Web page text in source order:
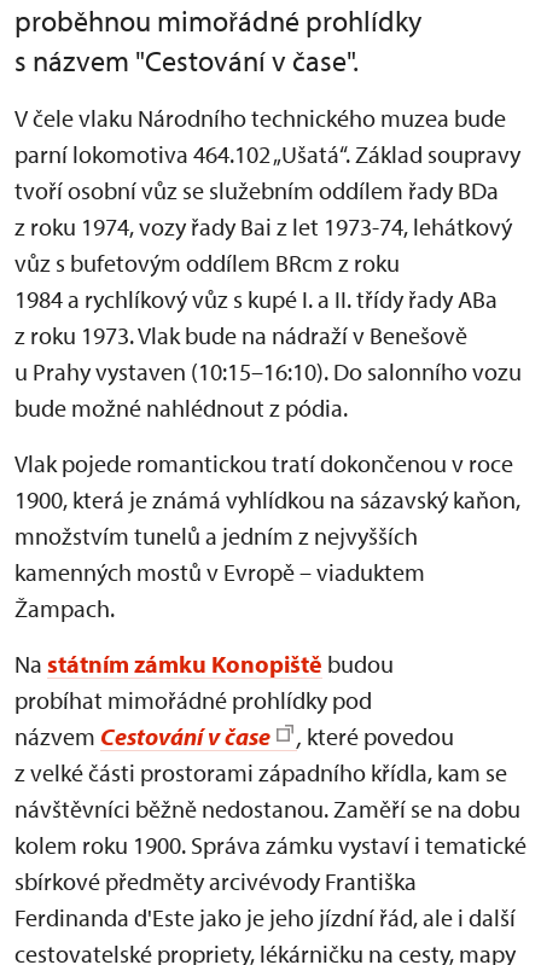
proběhnou mimořádné prohlídky
s názvem "Cestování v čase".
V čele vlaku Národního technického muzea bude
parní lokomotiva 464.102 „Ušatá“. Základ soupravy
tvoří osobní vůz se služebním oddílem řady BDa
z roku 1974, vozy řady Bai z let 1973-74, lehátkový
vůz s bufetovým oddílem BRcm z roku
1984 a rychlíkový vůz s kupé I. a II. třídy řady ABa
z roku 1973. Vlak bude na nádraží v Benešově
u Prahy vystaven (10:15–16:10). Do salonního vozu
bude možné nahlédnout z pódia.
Vlak pojede romantickou tratí dokončenou v roce
1900, která je známá vyhlídkou na sázavský kaňon,
množstvím tunelů a jedním z nejvyšších
kamenných mostů v Evropě – viaduktem
Žampach.
Na státním zámku Konopiště budou
probíhat mimořádné prohlídky pod
názvem Cestování v čase , které povedou
z velké části prostorami západního křídla, kam se
návštěvníci běžně nedostanou. Zaměří se na dobu
kolem roku 1900. Správa zámku vystaví i tematické
sbírkové předměty arcivévody Františka
Ferdinanda d'Este jako je jeho jízdní řád, ale i další
cestovatelské propriety, lékárničku na cesty, mapy